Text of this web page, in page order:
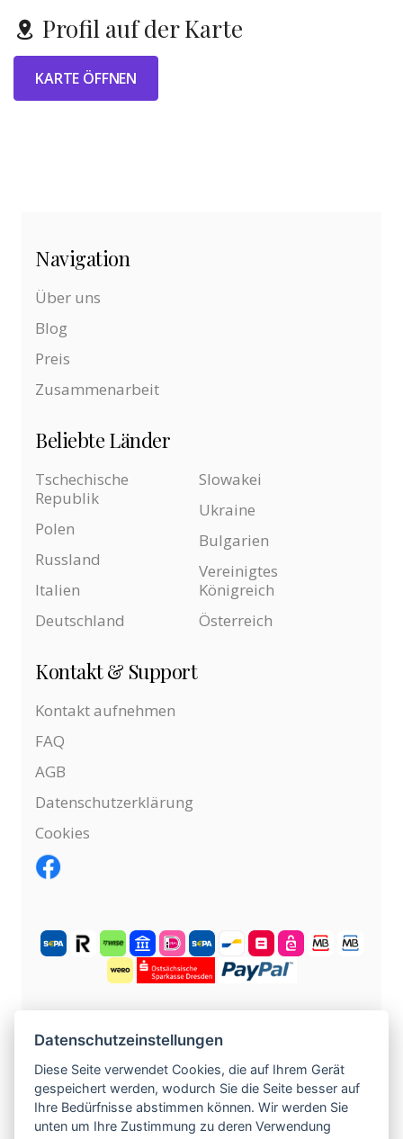
Profil auf der Karte
KARTE ÖFFNEN
Navigation
Über uns
Blog
Preis
Zusammenarbeit
Beliebte Länder
Tschechische
Republik
Polen
Russland
Italien
Deutschland
Slowakei
Ukraine
Bulgarien
Vereinigtes
Königreich
Österreich
Kontakt & Support
Kontakt aufnehmen
FAQ
AGB
Datenschutzerklärung
Cookies
©2004 -2026tschechische-traumfrauen.de.
Alle Rechte vorbehalten.
KOSTENLOS ANMELDEN
Datenschutzeinstellungen
Diese Seite verwendet Cookies, die auf Ihrem Gerät
gespeichert werden, wodurch Sie die Seite besser auf
Ihre Bedürfnisse abstimmen können. Wir werden Sie
unten um Ihre Zustimmung zu deren Verwendung